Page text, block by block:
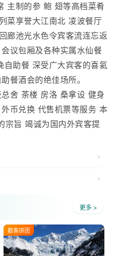
主制的参 鲍 翅等高档菜肴
菜享誉大江南北 凌波餐厅
廊池光水色令宾客流连忘返
议包厢及各种实属水仙餐
自助餐 深受广大宾客的喜氦
餐酒会的绝佳场所。
舍 茶楼 房洛 桑拿设 健身
币兑换 代售机票等服务 本
宗旨 竭诚为国内外宾客提
更多 >
散客拼团